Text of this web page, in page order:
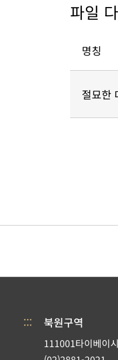
파일
명칭
절묘한
::: 북원구역
111001타이베이